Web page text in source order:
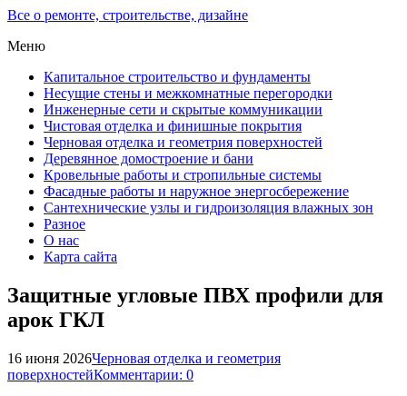
Все о ремонте, строительстве, дизайне
Меню
Капитальное строительство и фундаменты
Несущие стены и межкомнатные перегородки
Инженерные сети и скрытые коммуникации
Чистовая отделка и финишные покрытия
Черновая отделка и геометрия поверхностей
Деревянное домостроение и бани
Кровельные работы и стропильные системы
Фасадные работы и наружное энергосбережение
Сантехнические узлы и гидроизоляция влажных зон
Разное
О нас
Карта сайта
Защитные угловые ПВХ профили для
арок ГКЛ
16 июня 2026Черновая отделка и геометрия
поверхностейКомментарии: 0